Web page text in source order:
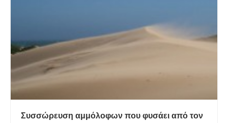
Συσσώρευση αμμόλοφων που φυσάει από τον